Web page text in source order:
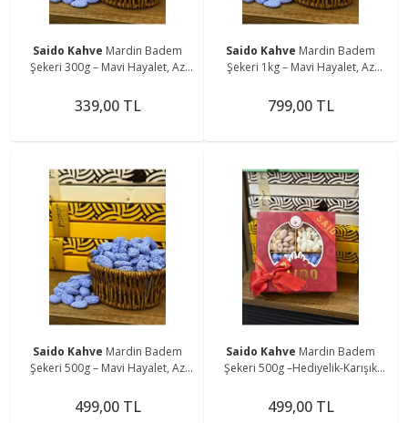
Saido Kahve Mardin Badem
Şekeri 300g – Mavi Hayalet, Az
339,00 TL
Saido Kahve Mardin Badem
Şekeri 1kg – Mavi Hayalet, Az
799,00 TL
Saido Kahve Mardin Badem
Şekeri 500g – Mavi Hayalet, Az
Üretim
499,00 TL
Saido Kahve Mardin Badem
Şekeri 500g –Hediyelik-Karışık
Üretim
499,00 TL